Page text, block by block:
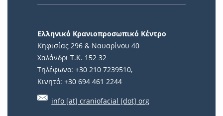
Ελληνικό Κρανιοπροσωπικό Κέντρο
Κηφισίας 296 & Ναυαρίνου 40
Χαλάνδρι Τ.Κ. 152 32
Τηλέφωνο: +30 210 7239510,
Κινητό: +30 694 461 2244
info [at] craniofacial [dot] org